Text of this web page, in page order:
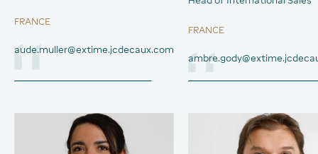
FRANCE
aude.muller@extime.jcdecaux.com
FRANCE